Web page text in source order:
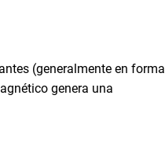
(generalmente en forma
genera una